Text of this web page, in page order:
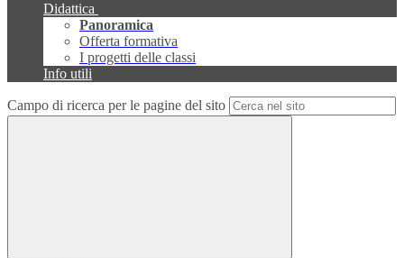
Didattica
Panoramica
Offerta formativa
I progetti delle classi
Info utili
Campo di ricerca per le pagine del sito